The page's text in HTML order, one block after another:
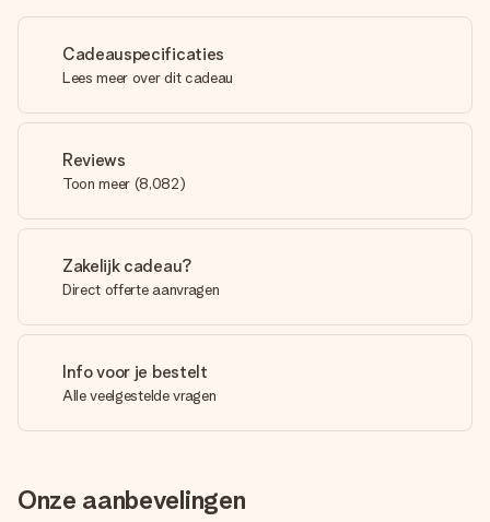
Cadeauspecificaties
Lees meer over dit cadeau
Reviews
Toon meer (8,082)
Zakelijk cadeau?
Direct offerte aanvragen
Info voor je bestelt
Alle veelgestelde vragen
Onze aanbevelingen